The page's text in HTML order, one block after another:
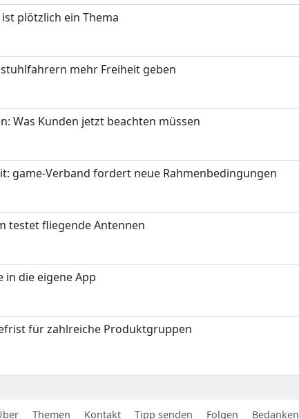
plötzlich ein Thema
mehr Freiheit geben
Was Kunden jetzt beachten müssen
game-Verband fordert neue Rahmenbedingungen
testet fliegende Antennen
in die eigene App
für zahlreiche Produktgruppen
Themen Kontakt Tipp senden Folgen Bedanken